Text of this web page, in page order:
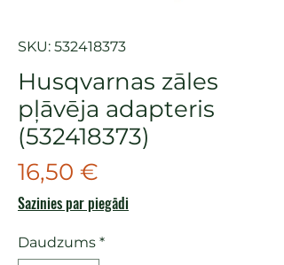
SKU: 532418373
Husqvarnas zāles
pļāvēja adapteris
(532418373)
16,50 €
Sazinies par piegādi
Daudzums *